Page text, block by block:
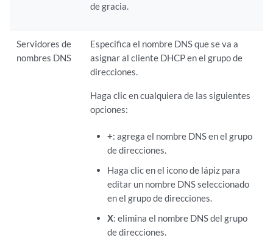
de gracia.
Servidores de
nombres DNS
Especifica el nombre DNS que se va a
asignar al cliente DHCP en el grupo de
direcciones.
Haga clic en cualquiera de las siguientes
opciones:
+: agrega el nombre DNS en el grupo
de direcciones.
Haga clic en el icono de lápiz para
editar un nombre DNS seleccionado
en el grupo de direcciones.
X: elimina el nombre DNS del grupo
de direcciones.